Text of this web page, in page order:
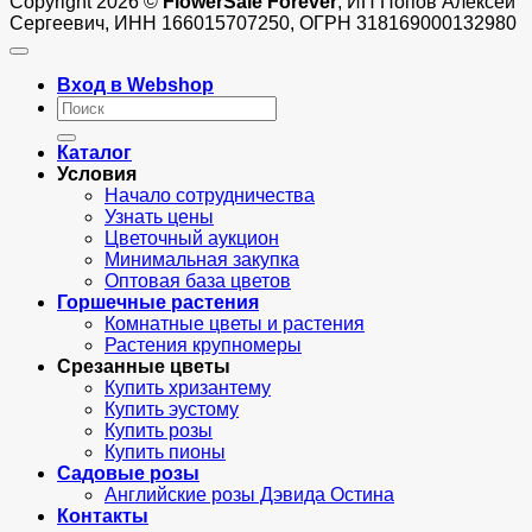
Сергеевич, ИНН 166015707250, ОГРН 318169000132980
Вход в Webshop
Искать:
Каталог
Условия
Начало сотрудничества
Узнать цены
Цветочный аукцион
Минимальная закупка
Оптовая база цветов
Горшечные растения
Комнатные цветы и растения
Растения крупномеры
Срезанные цветы
Купить хризантему
Купить эустому
Купить розы
Купить пионы
Садовые розы
Английские розы Дэвида Остина
Контакты